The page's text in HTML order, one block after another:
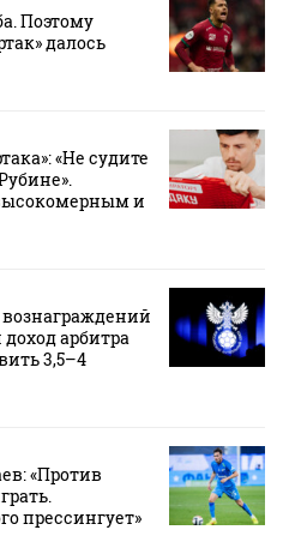
Поэтому
далось
«Не судите
и
арбитра
3,5–4
«Против
прессингует»